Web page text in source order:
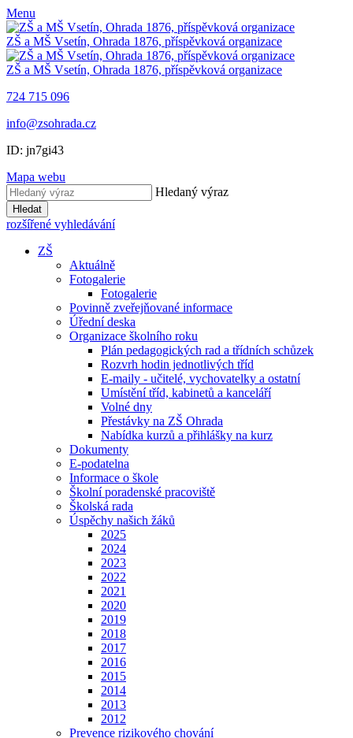
Menu
ZŠ a MŠ Vsetín, Ohrada 1876, příspěvková organizace
ZŠ a MŠ Vsetín, Ohrada 1876, příspěvková organizace
724 715 096
info@zsohrada.cz
ID: jn7gi43
Mapa webu
Hledaný výraz
Hledat
rozšířené vyhledávání
ZŠ
Aktuálně
Fotogalerie
Fotogalerie
Povinně zveřejňované informace
Úřední deska
Organizace školního roku
Plán pedagogických rad a třídních schůzek
Rozvrh hodin jednotlivých tříd
E-maily - učitelé, vychovatelky a ostatní
Umístění tříd, kabinetů a kanceláří
Volné dny
Přestávky na ZŠ Ohrada
Nabídka kurzů a přihlášky na kurz
Dokumenty
E-podatelna
Informace o škole
Školní poradenské pracoviště
Školská rada
Úspěchy našich žáků
2025
2024
2023
2022
2021
2020
2019
2018
2017
2016
2015
2014
2013
2012
Prevence rizikového chování